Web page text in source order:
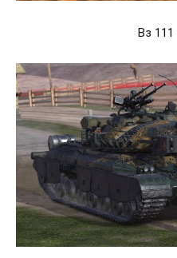
Вз 111